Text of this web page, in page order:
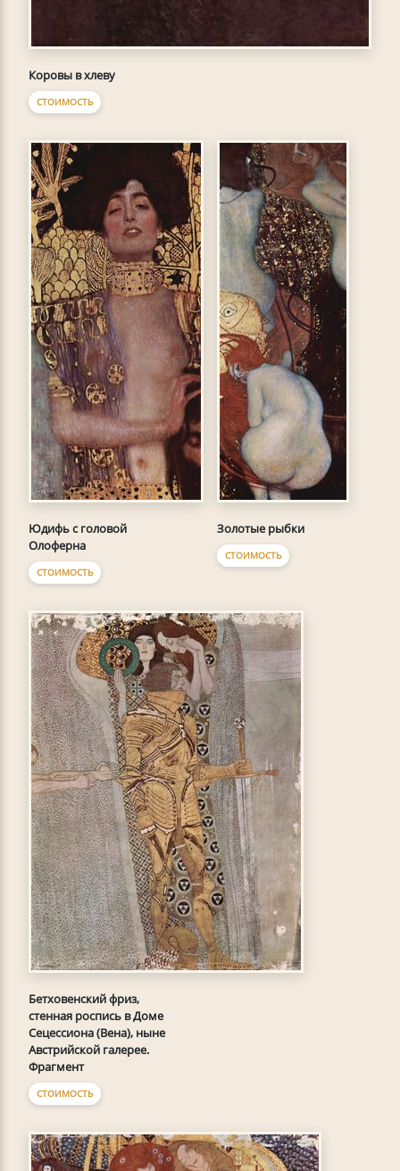
Коровы в хлеву
СТОИМОСТЬ
Юдифь с головой
Олоферна
СТОИМОСТЬ
Золотые рыбки
СТОИМОСТЬ
Бетховенский фриз,
стенная роспись в Доме
Сецессиона (Вена), ныне
Австрийской галерее.
Фрагмент
СТОИМОСТЬ